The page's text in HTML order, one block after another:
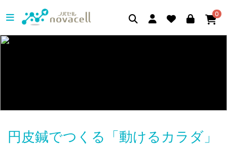
0
円皮鍼でつくる「動けるカラダ」